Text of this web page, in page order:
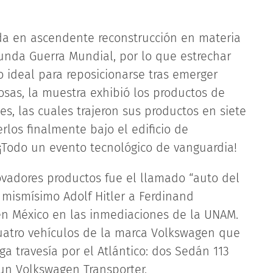
en ascendente reconstrucción en materia
Guerra Mundial, por lo que estrechar
ideal para reposicionarse tras emerger
la muestra exhibió los productos de
las cuales trajeron sus productos en siete
finalmente bajo el edificio de
un evento tecnológico de vanguardia!
productos fue el llamado “auto del
Adolf Hitler a Ferdinand
México en las inmediaciones de la UNAM.
vehículos de la marca Volkswagen que
travesía por el Atlántico: dos Sedán 113
Volkswagen Transporter.